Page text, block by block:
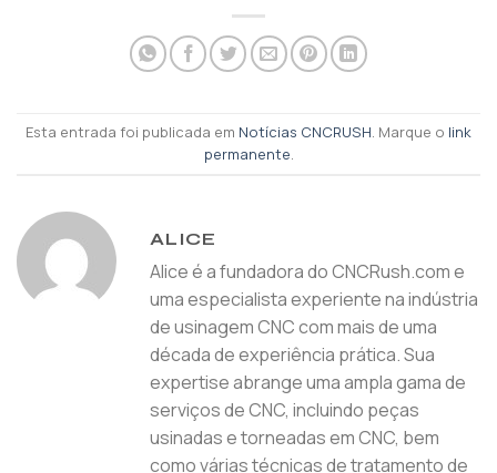
Esta entrada foi publicada em Notícias CNCRUSH. Marque o link
permanente.
ALICE
Alice é a fundadora do CNCRush.com e
uma especialista experiente na indústria
de usinagem CNC com mais de uma
década de experiência prática. Sua
expertise abrange uma ampla gama de
serviços de CNC, incluindo peças
usinadas e torneadas em CNC, bem
como várias técnicas de tratamento de